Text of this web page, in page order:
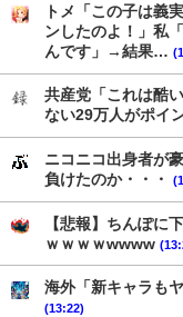
トメ「この子は義
ンしたのよ！」私
んです」→結果…
共産党「これは酷
ない29万人がポイ
ニコニコ出身者が
負けたのか・・・
【悲報】ちんぽに
ｗｗｗｗwwww
海外「新キャラも
(13:22)